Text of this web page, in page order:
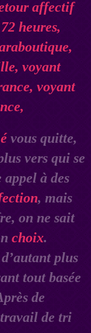
vous quitte,
vers qui se
appel à des
, mais
on ne sait
choix.
plus
tout basée
de
de tri